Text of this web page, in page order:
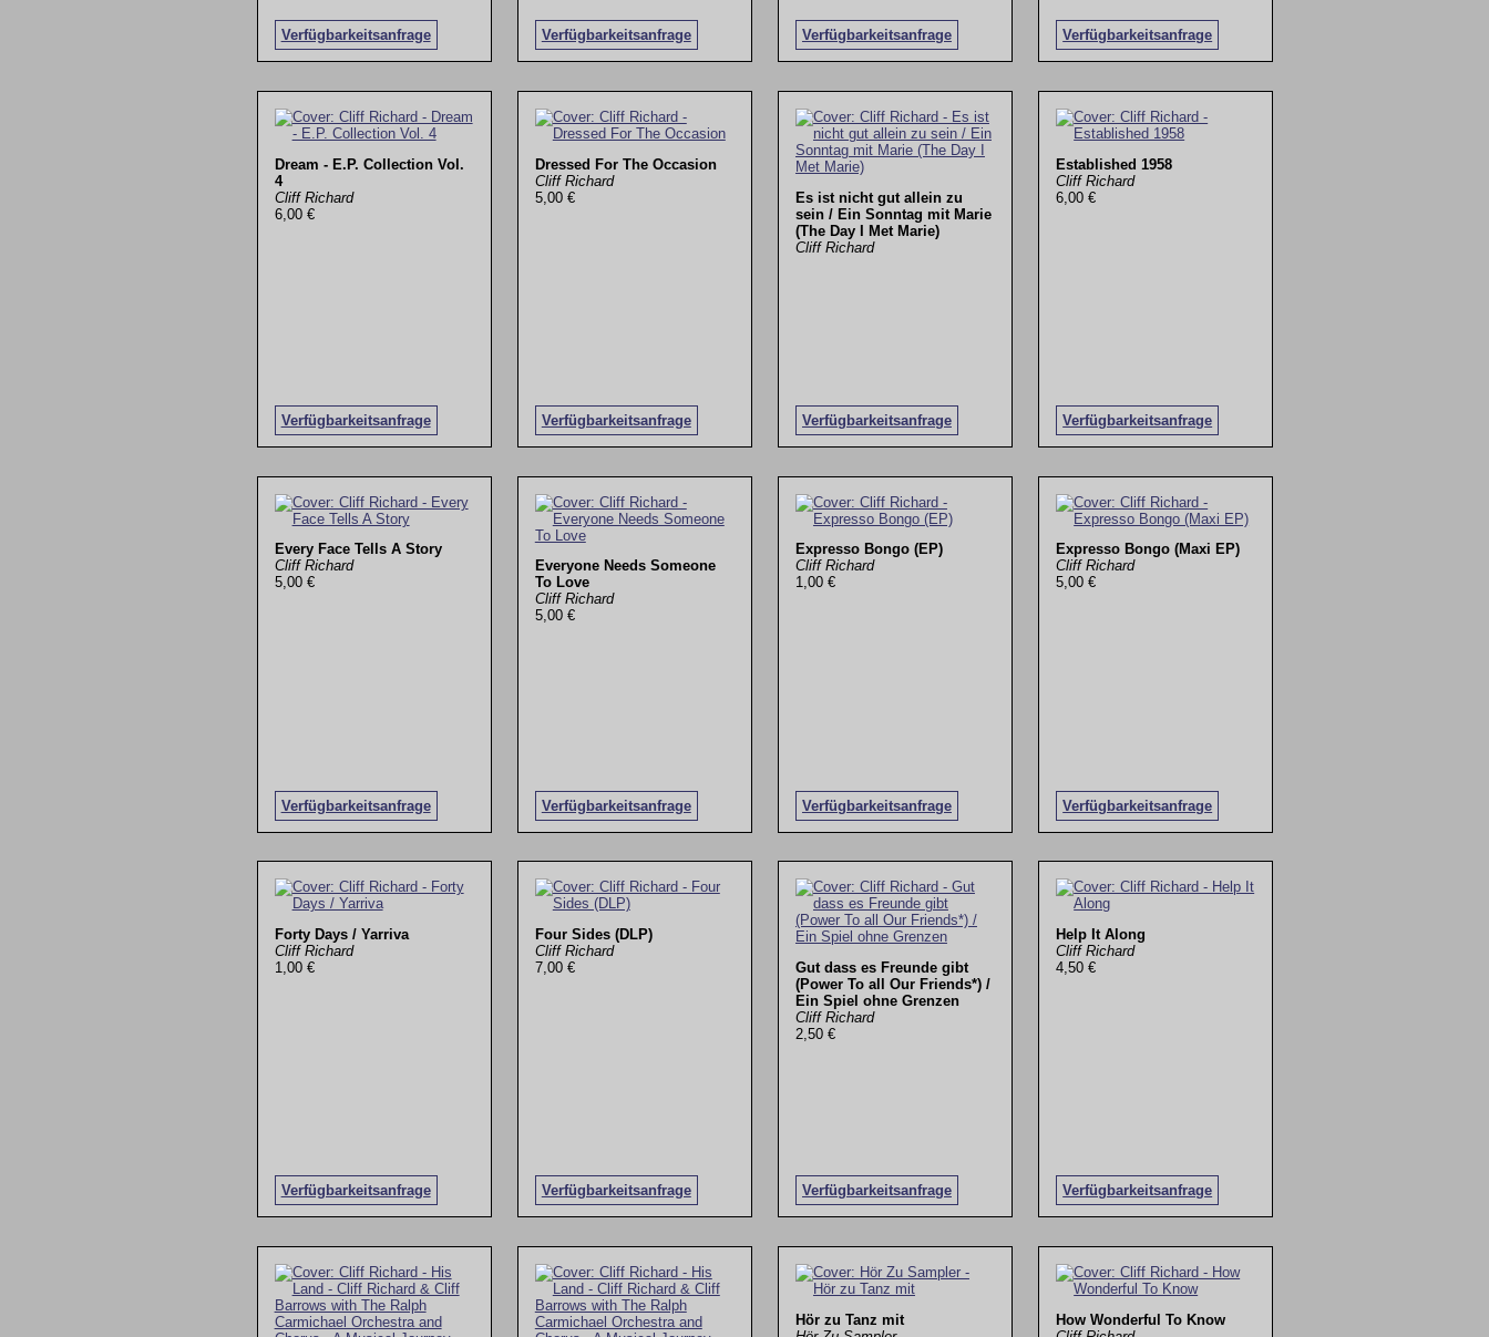
Verfügbarkeitsanfrage Verfügbarkeitsanfrage Verfügbarkeitsanfrage Verfügbarkeitsanfrage
Dream - E.P. Collection Vol.
4
Cliff Richard
6,00 €
Verfügbarkeitsanfrage
Dressed For The Occasion
Cliff Richard
5,00 €
Verfügbarkeitsanfrage
Es ist nicht gut allein zu
sein / Ein Sonntag mit Marie
(The Day I Met Marie)
Cliff Richard
Verfügbarkeitsanfrage
Established 1958
Cliff Richard
6,00 €
Verfügbarkeitsanfrage
Every Face Tells A Story
Cliff Richard
5,00 €
Verfügbarkeitsanfrage
Everyone Needs Someone
To Love
Cliff Richard
5,00 €
Verfügbarkeitsanfrage
Expresso Bongo (EP)
Cliff Richard
1,00 €
Verfügbarkeitsanfrage
Expresso Bongo (Maxi EP)
Cliff Richard
5,00 €
Verfügbarkeitsanfrage
Forty Days / Yarriva
Cliff Richard
1,00 €
Verfügbarkeitsanfrage
Four Sides (DLP)
Cliff Richard
7,00 €
Verfügbarkeitsanfrage
Gut dass es Freunde gibt
(Power To all Our Friends*) /
Ein Spiel ohne Grenzen
Cliff Richard
2,50 €
Verfügbarkeitsanfrage
Help It Along
Cliff Richard
4,50 €
Verfügbarkeitsanfrage
Hör zu Tanz mit
How Wonderful To Know